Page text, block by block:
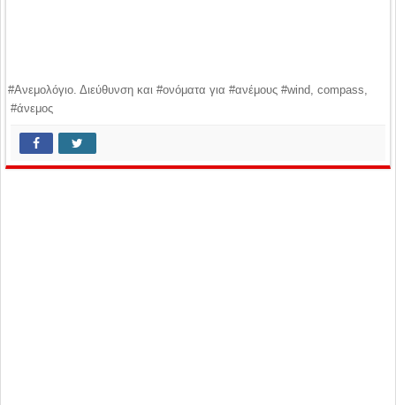
#Ανεμολόγιο. Διεύθυνση και #ονόματα για #ανέμους #wind, compass,
#άνεμος